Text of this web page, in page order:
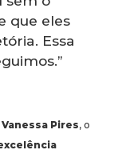
que eles
Essa
Vanessa Pires, o